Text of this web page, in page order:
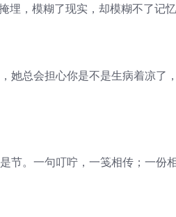
埋，模糊了现实，却模糊不了记忆
她总会担心你是不是生病着凉了
节。一句叮咛，一笺相传；一份